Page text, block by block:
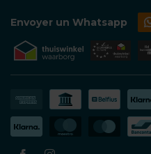
Envoyer un Whatsapp